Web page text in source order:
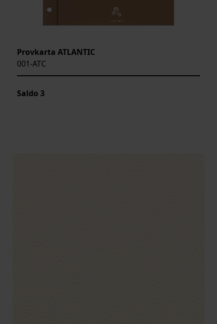
Provkarta ATLANTIC
001-ATC
Saldo 3